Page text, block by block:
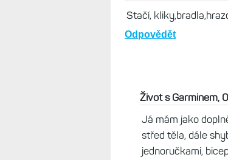
Stačí,
Odpovědět
Život s Garminem,
Já mám jako
střed těla, dále
jednoručkami,